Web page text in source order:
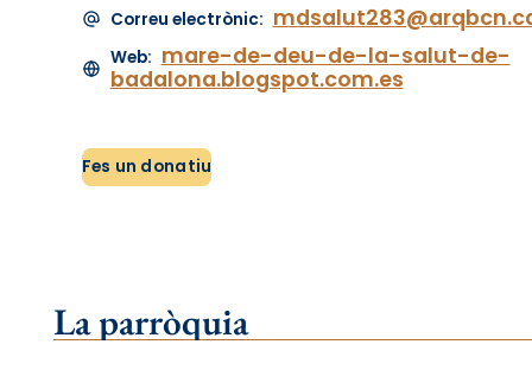
Correu electrònic:
Web: mare-de-deu-de-la-salut-de-
badalona.blogspot.com.es
Fes un donatiu
La parròquia